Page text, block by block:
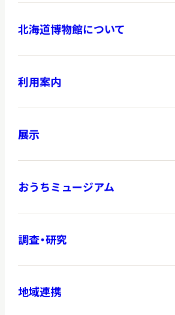
北海道博物館について
利用案内
展示
おうちミュージアム
調査・研究
地域連携